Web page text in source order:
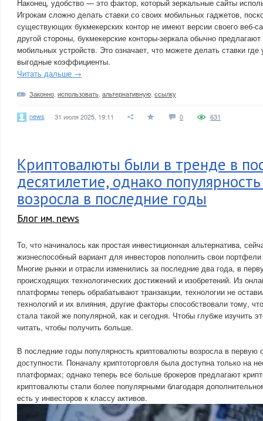
Наконец, удобство — это фактор, который зеркальные сайты
Игрокам сложно делать ставки со своих мобильных гаджетов,
существующих букмекерских контор не имеют версии своего веб-
другой стороны, букмекерские конторы-зеркала обычно
мобильных устройств. Это означает, что можете делать ставки
выгодные коэффициенты.
Читать дальше →
Законно использовать альтернативную ссылку
news 31 июля 2025, 19:11 0 631
Криптовалюты были в тренде в
десятилетие, однако
возросла в последние годы
Блог им. news
То, что начиналось как простая инвестиционная альтернатива,
жизнеспособный вариант для инвесторов пополнить свои
Многие рынки и отрасли изменились за последние два года, в
происходящих технологических достижений и изобретений. Из
платформы теперь обрабатывают транзакции, технологии не
технологий и их влияния, другие факторы способствовали тому,
стала такой же популярной, как и сегодня. Чтобы глубже изучить
читать, чтобы получить больше.
В последние годы популярность криптовалюты возросла в первую
доступности. Поначалу криптоторговля была доступна только на
платформах; однако теперь все больше брокеров предлагают
криптовалюты стали более популярными благодаря
есть у инвесторов к классу активов.